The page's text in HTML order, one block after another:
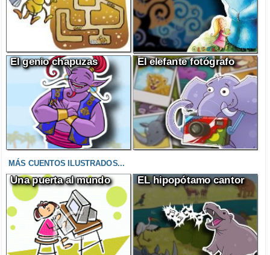
El genio chapuzas El elefante fotógrafo
MÁS CUENTOS ILUSTRADOS...
Una puerta al mundo EL hipopótamo cantor